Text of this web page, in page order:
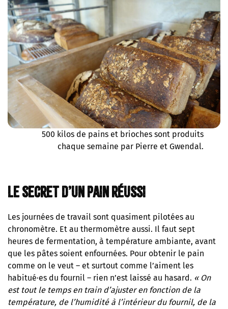
500 kilos de pains et brioches sont produits
chaque semaine par Pierre et Gwendal.
Le secret d’un pain réussi
Les journées de travail sont quasiment pilotées au
chronomètre. Et au thermomètre aussi. Il faut sept
heures de fermentation, à température ambiante, avant
que les pâtes soient enfournées. Pour obtenir le pain
comme on le veut – et surtout comme l’aiment les
habitué·es du fournil – rien n’est laissé au hasard. « On
est tout le temps en train d’ajuster en fonction de la
température, de l’humidité à l’intérieur du fournil, de la